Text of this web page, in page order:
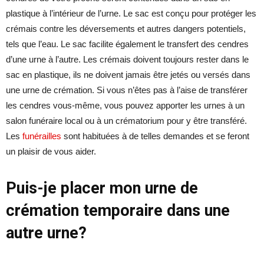
plastique à l’intérieur de l’urne. Le sac est conçu pour protéger les
crémais contre les déversements et autres dangers potentiels,
tels que l’eau. Le sac facilite également le transfert des cendres
d’une urne à l’autre. Les crémais doivent toujours rester dans le
sac en plastique, ils ne doivent jamais être jetés ou versés dans
une urne de crémation. Si vous n’êtes pas à l’aise de transférer
les cendres vous-même, vous pouvez apporter les urnes à un
salon funéraire local ou à un crématorium pour y être transféré.
Les funérailles sont habituées à de telles demandes et se feront
un plaisir de vous aider.
Puis-je placer mon urne de
crémation temporaire dans une
autre urne?